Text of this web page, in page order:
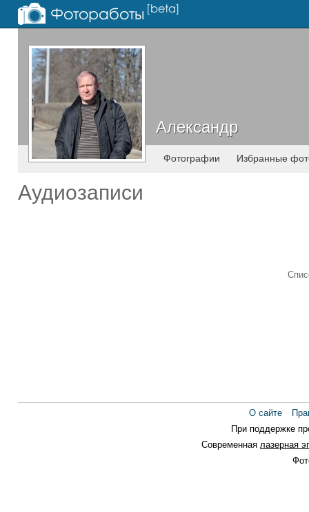
Александр
Александр
Фотографии Избранные
Аудиозаписи
О сайте
При поддержке
Современная лазерная